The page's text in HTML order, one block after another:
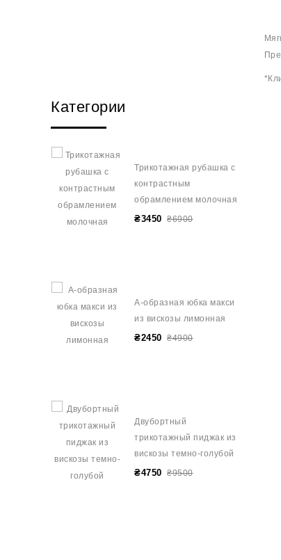
Категории
Трикотажная рубашка с
контрастным
обрамлением молочная
₴3450 ₴6900
А-образная юбка макси
из вискозы лимонная
₴2450 ₴4900
Двубортный
трикотажный пиджак из
вискозы темно-голубой
₴4750 ₴9500